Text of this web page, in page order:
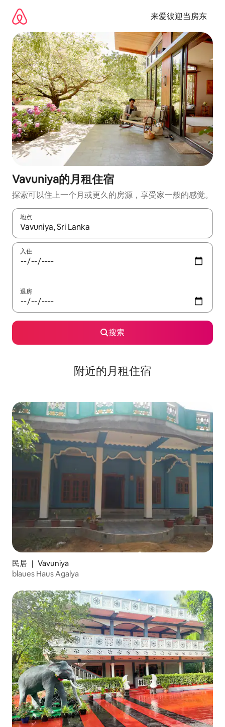
来爱彼迎当房东
Vavuniya的月租住宿
探索可以住上一个月或更久的房源，享受家一般的感觉。
地点
如有搜索结果，请使用上下方向键查看，或通过点击或滑动手势
入住
退房
搜索
附近的月租住宿
民居 ｜ Vavuniya
blaues Haus Agalya